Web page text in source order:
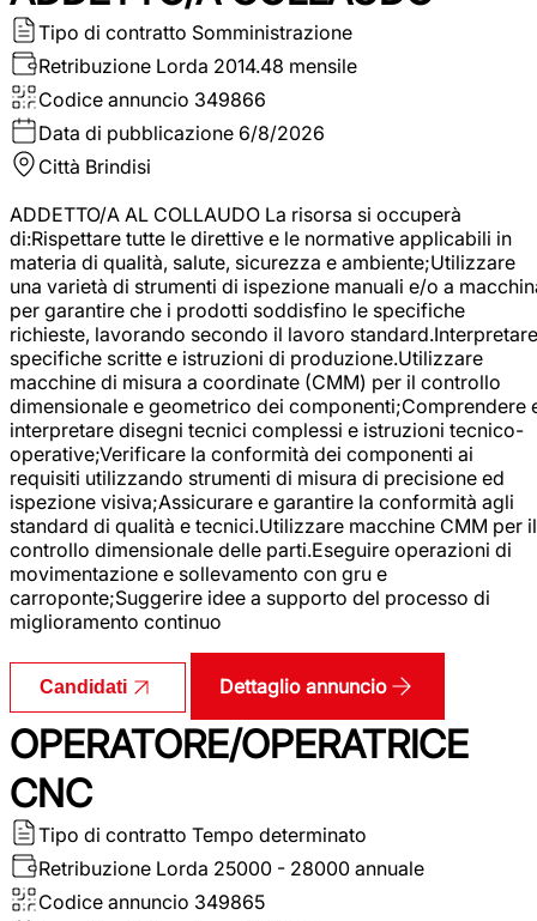
Tipo di contratto Somministrazione
Retribuzione Lorda 2014.48 mensile
Codice annuncio 349866
Data di pubblicazione 6/8/2026
Città Brindisi
ADDETTO/A AL COLLAUDO La risorsa si occuperà
di:Rispettare tutte le direttive e le normative applicabili in
materia di qualità, salute, sicurezza e ambiente;Utilizzare
una varietà di strumenti di ispezione manuali e/o a
per garantire che i prodotti soddisfino le specifiche
richieste, lavorando secondo il lavoro standard.Interpretare
specifiche scritte e istruzioni di produzione.Utilizzare
macchine di misura a coordinate (CMM) per il controllo
dimensionale e geometrico dei componenti;Comprendere
interpretare disegni tecnici complessi e istruzioni tecnico-
operative;Verificare la conformità dei componenti ai
requisiti utilizzando strumenti di misura di precisione ed
ispezione visiva;Assicurare e garantire la conformità agli
standard di qualità e tecnici.Utilizzare macchine CMM per il
controllo dimensionale delle parti.Eseguire operazioni di
movimentazione e sollevamento con gru e
carroponte;Suggerire idee a supporto del processo di
miglioramento continuo
Candidati Dettaglio annuncio
OPERATORE/OPERATRICE
CNC
Tipo di contratto Tempo determinato
Retribuzione Lorda 25000 - 28000 annuale
Codice annuncio 349865